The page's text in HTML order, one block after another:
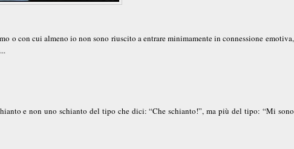
o con cui almeno io non sono riuscito a entrare minimamente in connessione emotiva,
e non uno schianto del tipo che dici: “Che schianto!”, ma più del tipo: “Mi sono